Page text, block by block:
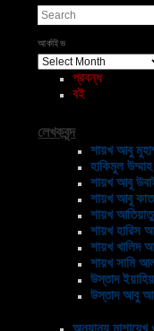
Search
আর্কাইভ
আর্কাইভ
প্রবন্ধ
বই
লেখকবৃন্দ
শায়খ আবু
হাকিমুল
শায়খ আবু
শায়খ আবু
শায়খ
শায়খ হারিস
শায়খ খালিদ
শায়খ সামি
উস্তাদ
উস্তাদ আবু
অন্যান্য মাশায়েখ